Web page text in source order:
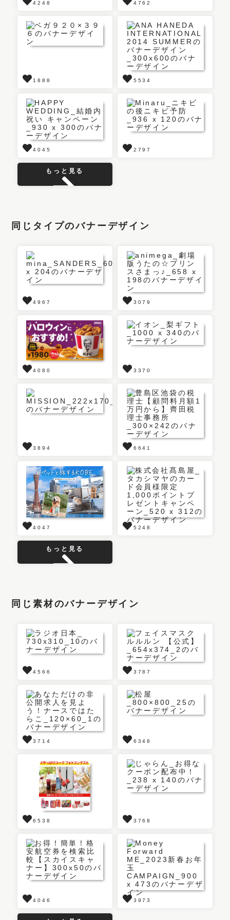
4248 4762
1888 5534
4045 2797
もっと見る
同じタイプのバナーデザイン
4967 3079
4080 3370
3894 6641
4047 5248
もっと見る
同じ素材のバナーデザイン
4566 3787
3714 6348
6538 3768
4046 3973